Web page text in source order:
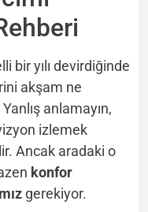
bir yılı devirdiğinde
akşam ne
anlamayın,
izlemek
Ancak aradaki o
konfor
gerekiyor.